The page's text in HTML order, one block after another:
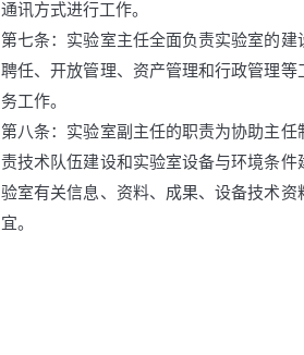
通讯方式进行工作。
第七条：实验室主任全面负责实验室的
聘任、开放管理、资产管理和行政管理
务工作。
第八条：实验室副主任的职责为协助主
责技术队伍建设和实验室设备与环境条
验室有关信息、资料、成果、设备技术
宜。